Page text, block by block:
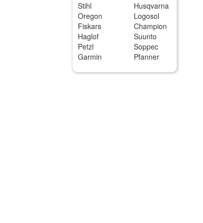
Stihl
Husqvarna
Oregon
Logosol
Fiskars
Champion
Haglof
Suunto
Petzl
Soppec
Garmin
Pfanner